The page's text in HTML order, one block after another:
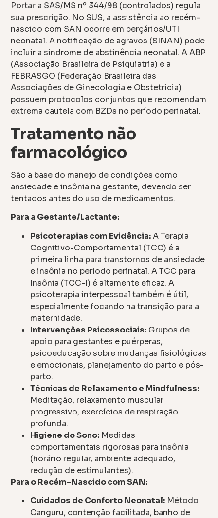
Portaria SAS/MS nº 344/98 (controlados) regula
sua prescrição. No SUS, a assistência ao recém-
nascido com SAN ocorre em berçários/UTI
neonatal. A notificação de agravos (SINAN) pode
incluir a síndrome de abstinência neonatal. A ABP
(Associação Brasileira de Psiquiatria) e a
FEBRASGO (Federação Brasileira das
Associações de Ginecologia e Obstetrícia)
possuem protocolos conjuntos que recomendam
extrema cautela com BZDs no período perinatal.
Tratamento não
farmacológico
São a base do manejo de condições como
ansiedade e insônia na gestante, devendo ser
tentados antes do uso de medicamentos.
Para a Gestante/Lactante:
Psicoterapias com Evidência:A Terapia
Cognitivo-Comportamental (TCC) é a
primeira linha para transtornos de ansiedade
e insônia no período perinatal. A TCC para
Insônia (TCC-I) é altamente eficaz. A
psicoterapia interpessoal também é útil,
especialmente focando na transição para a
maternidade.
Intervenções Psicossociais: Grupos de
apoio para gestantes e puérperas,
psicoeducação sobre mudanças fisiológicas
e emocionais, planejamento do parto e pós-
parto.
Técnicas de Relaxamento e Mindfulness:
Meditação, relaxamento muscular
progressivo, exercícios de respiração
profunda.
Higiene do Sono: Medidas
comportamentais rigorosas para insônia
(horário regular, ambiente adequado,
redução de estimulantes).
Para o Recém-Nascido com SAN:
Cuidados de Conforto Neonatal: Método
Canguru, contenção facilitada, banho de